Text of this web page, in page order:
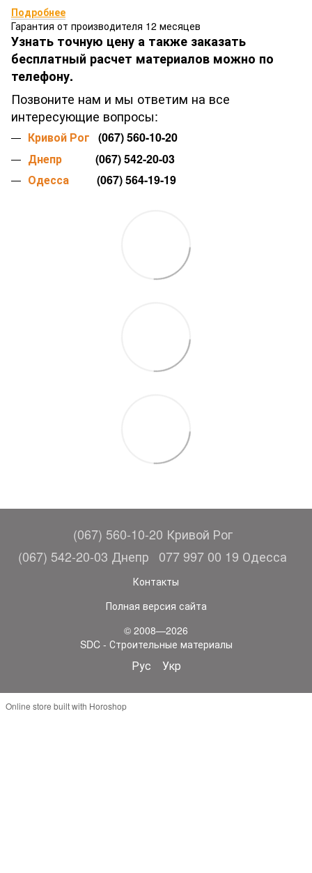
Подробнее
Гарантия от производителя 12 месяцев
Узнать точную цену а также заказать
бесплатный расчет материалов можно по
телефону.
Позвоните нам и мы ответим на все
интересующие вопросы:
Кривой Рог (067) 560-10-20
Днепр (067) 542-20-03
Одесса (067) 564-19-19
(067) 560-10-20 Кривой Рог
(067) 542-20-03 Днепр
077 997 00 19 Одесса
Контакты
Полная версия сайта
© 2008—2026
SDC - Строительные материалы
Рус Укр
Online store built with Horoshop